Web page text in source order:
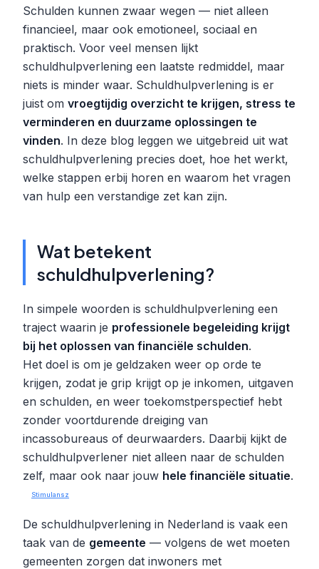
Schulden kunnen zwaar wegen — niet alleen
financieel, maar ook emotioneel, sociaal en
praktisch. Voor veel mensen lijkt
schuldhulpverlening een laatste redmiddel, maar
niets is minder waar. Schuldhulpverlening is er
juist om vroegtijdig overzicht te krijgen, stress te
verminderen en duurzame oplossingen te
vinden. In deze blog leggen we uitgebreid uit wat
schuldhulpverlening precies doet, hoe het werkt,
welke stappen erbij horen en waarom het vragen
van hulp een verstandige zet kan zijn.
Wat betekent
schuldhulpverlening?
In simpele woorden is schuldhulpverlening een
traject waarin je professionele begeleiding krijgt
bij het oplossen van financiële schulden.
Het doel is om je geldzaken weer op orde te
krijgen, zodat je grip krijgt op je inkomen, uitgaven
en schulden, en weer toekomstperspectief hebt
zonder voortdurende dreiging van
incassobureaus of deurwaarders. Daarbij kijkt de
schuldhulpverlener niet alleen naar de schulden
zelf, maar ook naar jouw hele financiële situatie.
Stimulansz
De schuldhulpverlening in Nederland is vaak een
taak van de gemeente — volgens de wet moeten
gemeenten zorgen dat inwoners met